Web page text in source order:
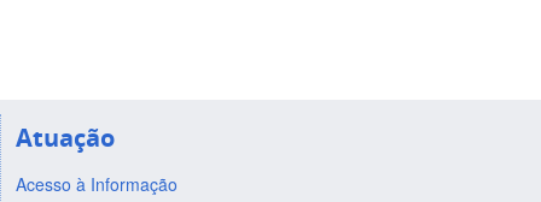
Atuação
Acesso à Informação